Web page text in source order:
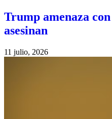
Trump amenaza
asesinan
11 julio, 2026